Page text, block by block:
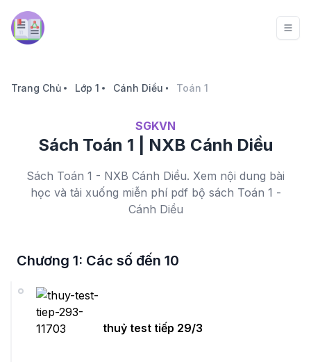
Trang Chủ Lớp 1 Cánh Diều Toán 1
SGKVN
Sách Toán 1 | NXB Cánh Diều
Sách Toán 1 - NXB Cánh Diều. Xem nội dung bài
học và tải xuống miễn phí pdf bộ sách Toán 1 -
Cánh Diều
Chương 1: Các số đến 10
thuỷ test tiếp 29/3